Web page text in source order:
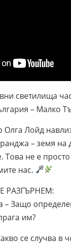
светилища
– Малко
Олга Лойд
– земя
Това не е
нас.
РАЗГЪРНЕМ:
– Защо
им?
се случва в